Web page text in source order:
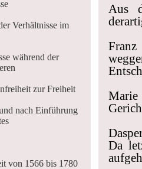
Verhältnisse im
während der
zur Freiheit
nach Einführung
von 1566 bis 1780
Aus
Franz
Marie
Da